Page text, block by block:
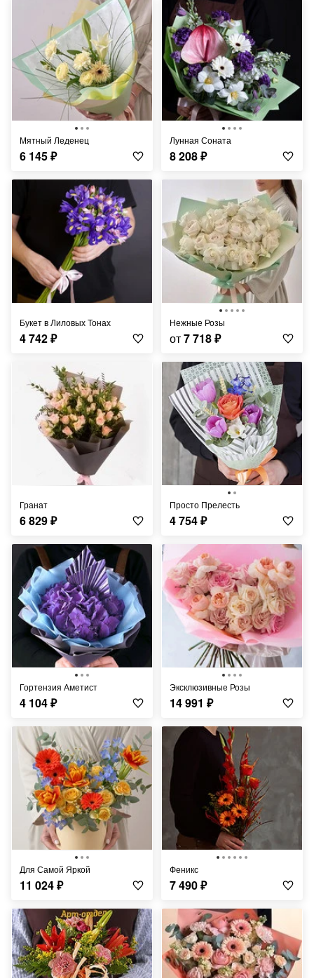
Мятный Леденец
6 145₽
Лунная Соната
8 208₽
Букет в Лиловых Тонах
4 742₽
Нежные Розы
от7 718₽
Гранат
6 829₽
Просто Прелесть
4 754₽
Гортензия Аметист
4 104₽
Эксклюзивные Розы
14 991 ₽
Для Самой Яркой
11 024₽
Феникс
7 490₽